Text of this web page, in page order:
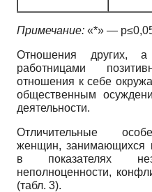
Примечание: «*» —
Отношения других,
работницами
отношения к себе
общественным
деятельности.
Отличительные
женщин, занимающихся
в показателях
неполноценности,
(табл. 3).